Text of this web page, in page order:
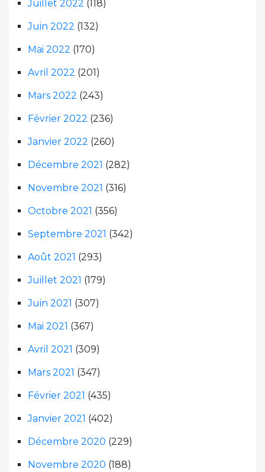
Juillet 2022 (118)
Juin 2022 (132)
Mai 2022 (170)
Avril 2022 (201)
Mars 2022 (243)
Février 2022 (236)
Janvier 2022 (260)
Décembre 2021 (282)
Novembre 2021 (316)
Octobre 2021 (356)
Septembre 2021 (342)
Août 2021 (293)
Juillet 2021 (179)
Juin 2021 (307)
Mai 2021 (367)
Avril 2021 (309)
Mars 2021 (347)
Février 2021 (435)
Janvier 2021 (402)
Décembre 2020 (229)
Novembre 2020 (188)